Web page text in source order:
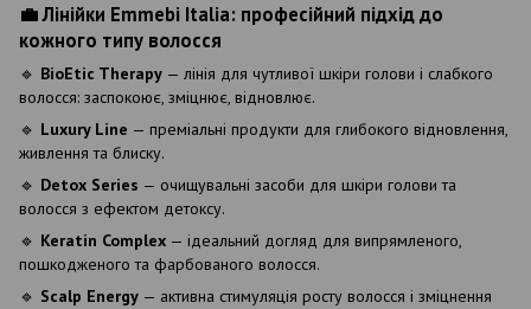
💼 Лінійки Emmebi Italia: професійний підхід до
кожного типу волосся
🔹 BioEtic Therapy — лінія для чутливої шкіри голови і слабкого
волосся: заспокоює, зміцнює, відновлює.
🔹 Luxury Line — преміальні продукти для глибокого відновлення,
живлення та блиску.
🔹 Detox Series — очищувальні засоби для шкіри голови та
волосся з ефектом детоксу.
🔹 Keratin Complex — ідеальний догляд для випрямленого,
пошкодженого та фарбованого волосся.
🔹 Scalp Energy — активна стимуляція росту волосся і зміцнення